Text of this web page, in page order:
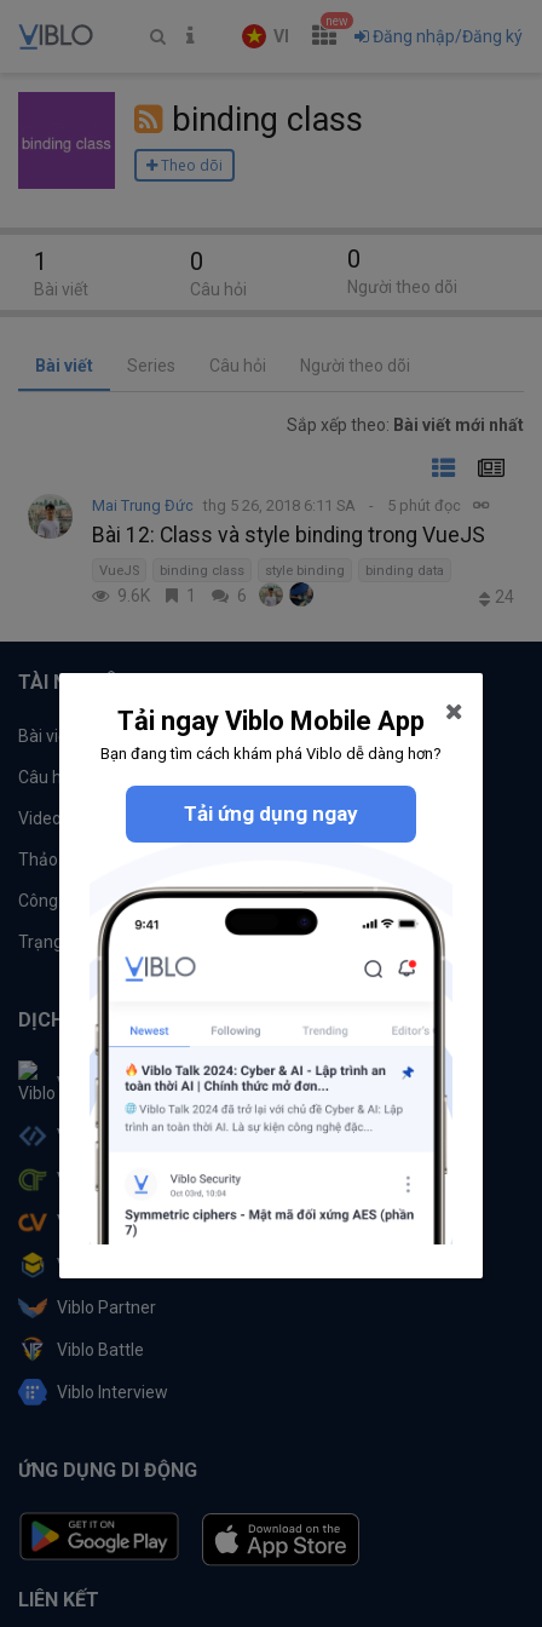
VI
new
Đăng nhập/Đăng ký
binding class
Theo dõi
Bài viết Series Câu hỏi Người theo dõi
Sắp xếp theo: Bài viết mới nhất
Mai Trung Đức thg 5 26, 2018 6:11 SA 5 phút đọc
Bài 12: Class và style binding trong VueJS
VueJS binding class style binding binding data
9.6K 1 6 24
1
Bài viết
0
Câu hỏi
0
Người theo dõi
TÀI NGUYÊN
Bài viết Tổ chức
Câu hỏi
Videos Tác giả
Thảo luận
Công cụ Machine Learning
Trạng thái hệ thống
DỊCH VỤ
Viblo
Viblo Code
Viblo CTF
Viblo CV
Viblo Learning
Viblo Partner
Viblo Battle
Viblo Interview
ỨNG DỤNG DI ĐỘNG
LIÊN KẾT
Tải ngay Viblo Mobile App
Bạn đang tìm cách khám phá Viblo dễ dàng hơn?
Tải ứng dụng ngay